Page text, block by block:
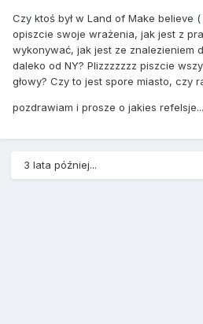
Czy ktoś był w Land of Make believe
opiszcie swoje wrażenia, jak jest z
wykonywać, jak jest ze znalezieniem
daleko od NY? Plizzzzzzz piszcie
głowy? Czy to jest spore miasto, czy
pozdrawiam i prosze o jakies refelsje...
3 lata później...